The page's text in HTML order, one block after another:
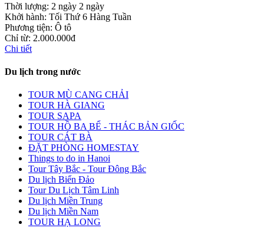
Thời lượng: 2 ngày 2 ngày
Khởi hành: Tối Thứ 6 Hàng Tuần
Phương tiện: Ô tô
Chỉ từ: 2.000.000đ
Chi tiết
Du lịch trong nước
TOUR MÙ CANG CHẢI
TOUR HÀ GIANG
TOUR SAPA
TOUR HỒ BA BỂ - THÁC BẢN GIỐC
TOUR CÁT BÀ
ĐẶT PHÒNG HOMESTAY
Things to do in Hanoi
Tour Tây Bắc - Tour Đông Bắc
Du lịch Biển Đảo
Tour Du Lịch Tâm Linh
Du lịch Miền Trung
Du lịch Miền Nam
TOUR HẠ LONG